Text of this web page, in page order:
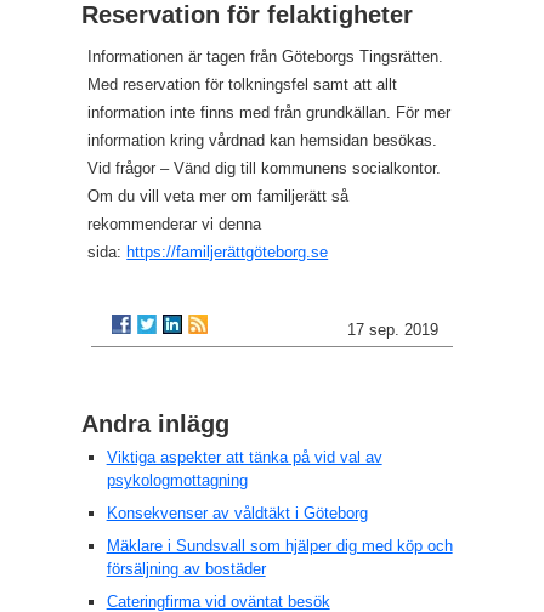
Reservation för felaktigheter
Informationen är tagen från Göteborgs Tingsrätten.
Med reservation för tolkningsfel samt att allt
information inte finns med från grundkällan. För mer
information kring vårdnad kan hemsidan besökas.
Vid frågor – Vänd dig till kommunens socialkontor.
Om du vill veta mer om familjerätt så
rekommenderar vi denna
sida: https://familjerättgöteborg.se
17 sep. 2019
Andra inlägg
Viktiga aspekter att tänka på vid val av
psykologmottagning
Konsekvenser av våldtäkt i Göteborg
Mäklare i Sundsvall som hjälper dig med köp och
försäljning av bostäder
Cateringfirma vid oväntat besök